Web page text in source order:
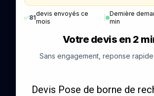
✅81
devis envoyés ce
mois
Dernière
min
Votre devis en 2
Sans engagement, reponse
Devis Pose de borne de